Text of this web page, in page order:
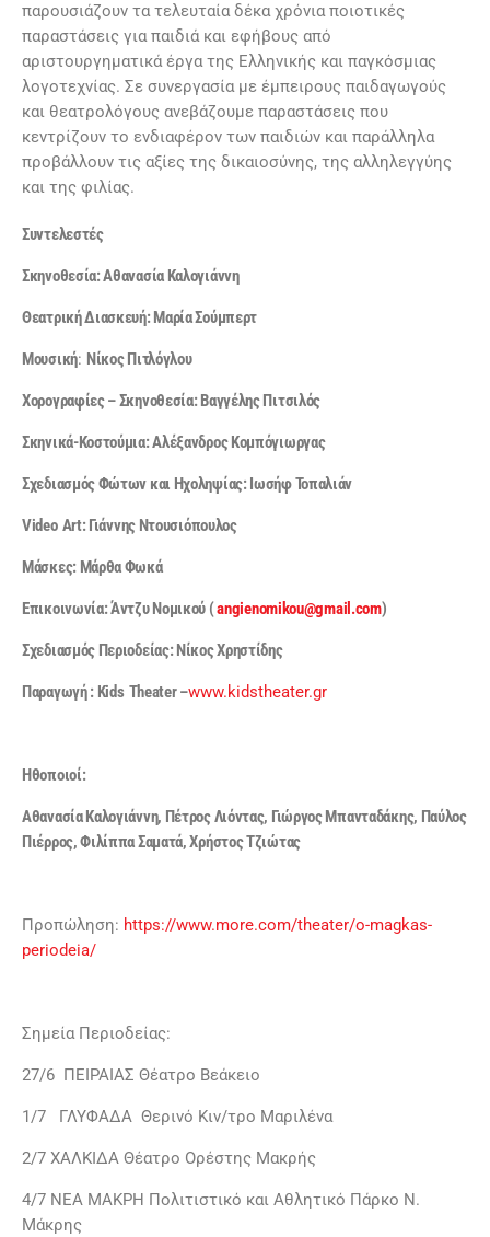
παρουσιάζουν τα τελευταία δέκα χρόνια ποιοτικές
παραστάσεις για παιδιά και εφήβους από
αριστουργηματικά έργα της Ελληνικής και παγκόσμιας
λογοτεχνίας. Σε συνεργασία με έμπειρους παιδαγωγούς
και θεατρολόγους ανεβάζουμε παραστάσεις που
κεντρίζουν το ενδιαφέρον των παιδιών και παράλληλα
προβάλλουν τις αξίες της δικαιοσύνης, της αλληλεγγύης
και της φιλίας.
Συντελεστές
Σκηνοθεσία: Αθανασία Καλογιάννη
Θεατρική Διασκευή: Μαρία Σούμπερτ
Μουσική: Νίκος Πιτλόγλου
Χορογραφίες – Σκηνοθεσία: Βαγγέλης Πιτσιλός
Σκηνικά-Κοστούμια: Αλέξανδρος Κομπόγιωργας
Σχεδιασμός Φώτων και Ηχοληψίας: Ιωσήφ Τοπαλιάν
Video Art: Γιάννης Ντουσιόπουλος
Μάσκες: Μάρθα Φωκά
Επικοινωνία: Άντζυ Νομικού (angienomikou@gmail .com)
Σχεδιασμός Περιοδείας: Νίκος Χρηστίδης
Παραγωγή : Kids Theater–www.kidstheater.gr
Ηθοποιοί:
Αθανασία Καλογιάννη, Πέτρος Λιόντας, Γιώργος Μπανταδάκης, Παύλος
Πιέρρος, Φιλίππα Σαματά, Χρήστος Τζιώτας
Προπώληση: https://www.more.com/theater/o-magkas-
periodeia/
Σημεία Περιοδείας:
27/6 ΠΕΙΡΑΙΑΣ Θέατρο Βεάκειο
1/7 ΓΛΥΦΑΔΑ Θερινό Κιν/τρο Μαριλένα
2/7 ΧΑΛΚΙΔΑ Θέατρο Ορέστης Μακρής
4/7 ΝΕΑ ΜΑΚΡΗ Πολιτιστικό και Αθλητικό Πάρκο Ν.
Μάκρης